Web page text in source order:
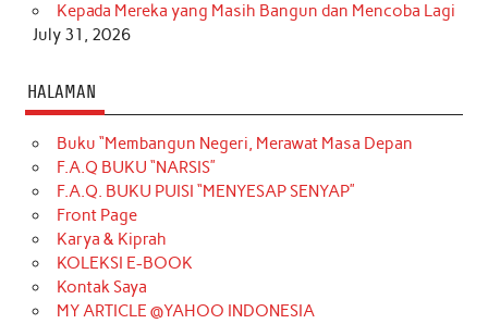
Kepada Mereka yang Masih Bangun dan Mencoba Lagi
July 31, 2026
HALAMAN
Buku “Membangun Negeri, Merawat Masa Depan
F.A.Q BUKU “NARSIS”
F.A.Q. BUKU PUISI “MENYESAP SENYAP”
Front Page
Karya & Kiprah
KOLEKSI E-BOOK
Kontak Saya
MY ARTICLE @YAHOO INDONESIA